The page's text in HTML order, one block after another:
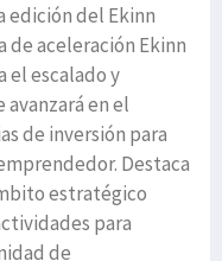
edición del Ekinn
de aceleración Ekinn
el escalado y
en el
de inversión para
Destaca
estratégico
para
de